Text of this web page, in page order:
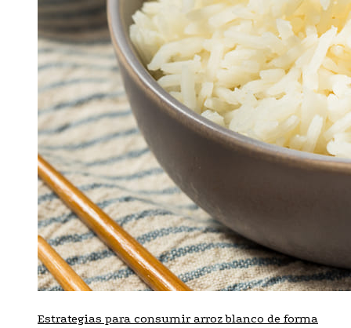
Estrategias para consumir arroz blanco de forma